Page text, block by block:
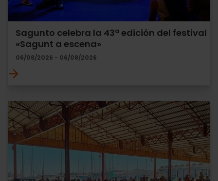
Sagunto celebra la 43ª edición del festival
«Sagunt a escena»
06/08/2026 - 06/08/2026